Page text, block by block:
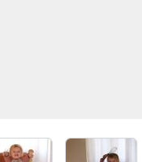
View larger imageView